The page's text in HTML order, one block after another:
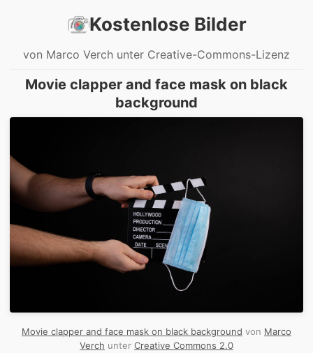
Kostenlose Bilder
von Marco Verch unter Creative-Commons-Lizenz
Movie clapper and face mask on black
background
Movie clapper and face mask on black background von Marco
Verch unter Creative Commons 2.0